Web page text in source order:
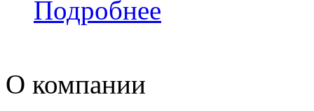
Подробнее
О компании